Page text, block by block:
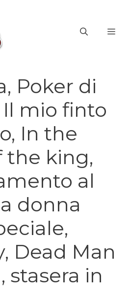
Poker di
mio finto
In the
the king,
al
donna
Dead Man
stasera in